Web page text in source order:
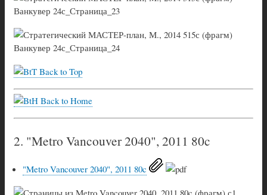
Back to Top
Back to Home
2. "Metro Vancouver 2040", 2011 80c
"Metro Vancouver 2040", 2011 80c